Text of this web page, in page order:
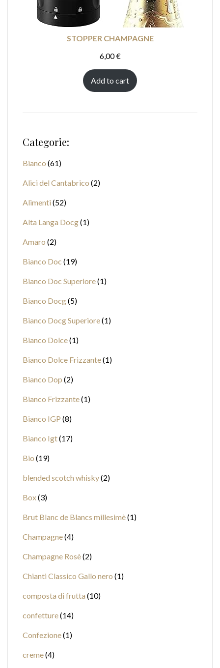
STOPPER CHAMPAGNE
6,00€
Add to cart
Categorie:
Bianco 61
Alici del Cantabrico 2
Alimenti 52
Alta Langa Docg 1
Amaro 2
Bianco Doc 19
Bianco Doc Superiore 1
Bianco Docg 5
Bianco Docg Superiore 1
Bianco Dolce 1
Bianco Dolce Frizzante 1
Bianco Dop 2
Bianco Frizzante 1
Bianco IGP 8
Bianco Igt 17
Bio 19
blended scotch whisky 2
Box 3
Brut Blanc de Blancs millesimè 1
Champagne 4
Champagne Rosè 2
Chianti Classico Gallo nero 1
composta di frutta 10
confetture 14
Confezione 1
creme 4